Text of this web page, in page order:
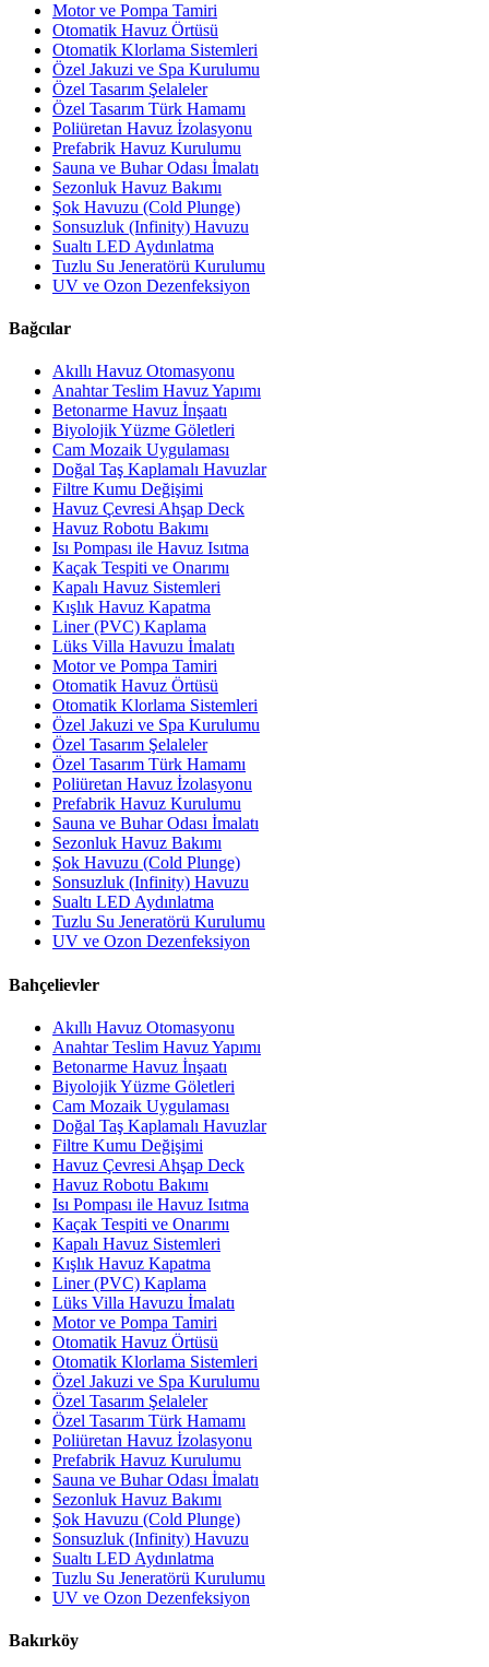
Motor ve Pompa Tamiri
Otomatik Havuz Örtüsü
Otomatik Klorlama Sistemleri
Özel Jakuzi ve Spa Kurulumu
Özel Tasarım Şelaleler
Özel Tasarım Türk Hamamı
Poliüretan Havuz İzolasyonu
Prefabrik Havuz Kurulumu
Sauna ve Buhar Odası İmalatı
Sezonluk Havuz Bakımı
Şok Havuzu (Cold Plunge)
Sonsuzluk (Infinity) Havuzu
Sualtı LED Aydınlatma
Tuzlu Su Jeneratörü Kurulumu
UV ve Ozon Dezenfeksiyon
Bağcılar
Akıllı Havuz Otomasyonu
Anahtar Teslim Havuz Yapımı
Betonarme Havuz İnşaatı
Biyolojik Yüzme Göletleri
Cam Mozaik Uygulaması
Doğal Taş Kaplamalı Havuzlar
Filtre Kumu Değişimi
Havuz Çevresi Ahşap Deck
Havuz Robotu Bakımı
Isı Pompası ile Havuz Isıtma
Kaçak Tespiti ve Onarımı
Kapalı Havuz Sistemleri
Kışlık Havuz Kapatma
Liner (PVC) Kaplama
Lüks Villa Havuzu İmalatı
Motor ve Pompa Tamiri
Otomatik Havuz Örtüsü
Otomatik Klorlama Sistemleri
Özel Jakuzi ve Spa Kurulumu
Özel Tasarım Şelaleler
Özel Tasarım Türk Hamamı
Poliüretan Havuz İzolasyonu
Prefabrik Havuz Kurulumu
Sauna ve Buhar Odası İmalatı
Sezonluk Havuz Bakımı
Şok Havuzu (Cold Plunge)
Sonsuzluk (Infinity) Havuzu
Sualtı LED Aydınlatma
Tuzlu Su Jeneratörü Kurulumu
UV ve Ozon Dezenfeksiyon
Bahçelievler
Akıllı Havuz Otomasyonu
Anahtar Teslim Havuz Yapımı
Betonarme Havuz İnşaatı
Biyolojik Yüzme Göletleri
Cam Mozaik Uygulaması
Doğal Taş Kaplamalı Havuzlar
Filtre Kumu Değişimi
Havuz Çevresi Ahşap Deck
Havuz Robotu Bakımı
Isı Pompası ile Havuz Isıtma
Kaçak Tespiti ve Onarımı
Kapalı Havuz Sistemleri
Kışlık Havuz Kapatma
Liner (PVC) Kaplama
Lüks Villa Havuzu İmalatı
Motor ve Pompa Tamiri
Otomatik Havuz Örtüsü
Otomatik Klorlama Sistemleri
Özel Jakuzi ve Spa Kurulumu
Özel Tasarım Şelaleler
Özel Tasarım Türk Hamamı
Poliüretan Havuz İzolasyonu
Prefabrik Havuz Kurulumu
Sauna ve Buhar Odası İmalatı
Sezonluk Havuz Bakımı
Şok Havuzu (Cold Plunge)
Sonsuzluk (Infinity) Havuzu
Sualtı LED Aydınlatma
Tuzlu Su Jeneratörü Kurulumu
UV ve Ozon Dezenfeksiyon
Bakırköy